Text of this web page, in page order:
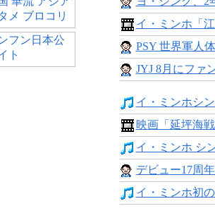
イ・ミンホ「
PSY 世界軍人
JYJ 8月にファ
イ・ミンホシ
映画「延坪海
イ・ミンホ シ
デビュー17周
イ・ミンホ初